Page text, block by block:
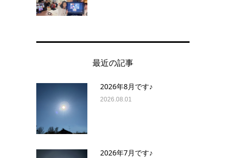
最近の記事
2026年8月です♪
2026.08.01
2026年7月です♪